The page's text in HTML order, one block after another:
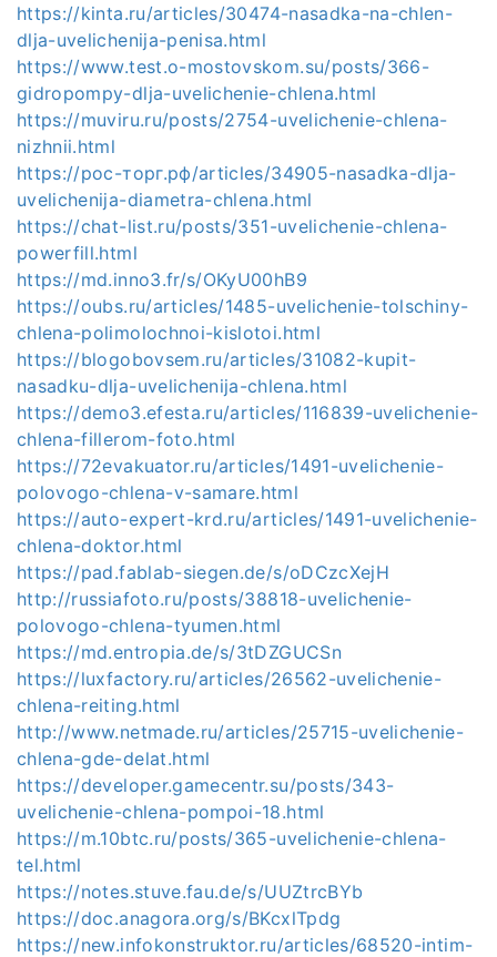
https://kinta.ru/articles/30474-nasadka-na-chlen-
dlja-uvelichenija-penisa.html
https://www.test.o-mostovskom.su/posts/366-
gidropompy-dlja-uvelichenie-chlena.html
https://muviru.ru/posts/2754-uvelichenie-chlena-
nizhnii.html
https://рос-торг.рф/articles/34905-nasadka-dlja-
uvelichenija-diametra-chlena.html
https://chat-list.ru/posts/351-uvelichenie-chlena-
powerfill.html
https://md.inno3.fr/s/OKyU00hB9
https://oubs.ru/articles/1485-uvelichenie-tolschiny-
chlena-polimolochnoi-kislotoi.html
https://blogobovsem.ru/articles/31082-kupit-
nasadku-dlja-uvelichenija-chlena.html
https://demo3.efesta.ru/articles/116839-uvelichenie-
chlena-fillerom-foto.html
https://72evakuator.ru/articles/1491-uvelichenie-
polovogo-chlena-v-samare.html
https://auto-expert-krd.ru/articles/1491-uvelichenie-
chlena-doktor.html
https://pad.fablab-siegen.de/s/oDCzcXejH
http://russiafoto.ru/posts/38818-uvelichenie-
polovogo-chlena-tyumen.html
https://md.entropia.de/s/3tDZGUCSn
https://luxfactory.ru/articles/26562-uvelichenie-
chlena-reiting.html
http://www.netmade.ru/articles/25715-uvelichenie-
chlena-gde-delat.html
https://developer.gamecentr.su/posts/343-
uvelichenie-chlena-pompoi-18.html
https://m.10btc.ru/posts/365-uvelichenie-chlena-
tel.html
https://notes.stuve.fau.de/s/UUZtrcBYb
https://doc.anagora.org/s/BKcxlTpdg
https://new.infokonstruktor.ru/articles/68520-intim-